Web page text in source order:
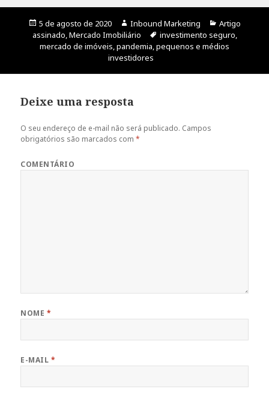
Publicado
em
5 de agosto de 2020 Autor
Inbound Marketing Categorias
Artigo
assinado Mercado Imobiliário Tags
investimento seguro
mercado de imóveis pandemia pequenos e médios
investidores
Deixe uma resposta
O seu endereço de e-mail não será publicado. Campos
obrigatórios são marcados com*
COMENTÁRIO
NOME *
E-MAIL *